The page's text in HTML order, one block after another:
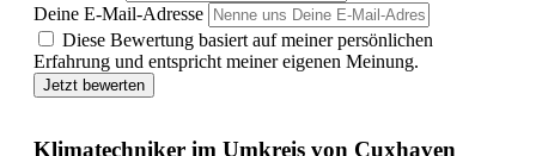
Deine E-Mail-Adresse
Diese Bewertung basiert auf meiner persönlichen
Erfahrung und entspricht meiner eigenen Meinung.
Jetzt bewerten
Klimatechniker im Umkreis von Cuxhaven